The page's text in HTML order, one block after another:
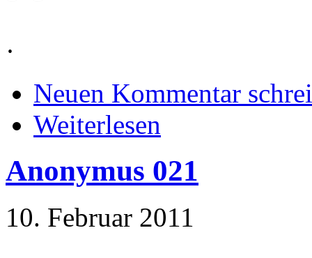
·
Neuen Kommentar
Weiterlesen
Anonymus 021
10. Februar 2011